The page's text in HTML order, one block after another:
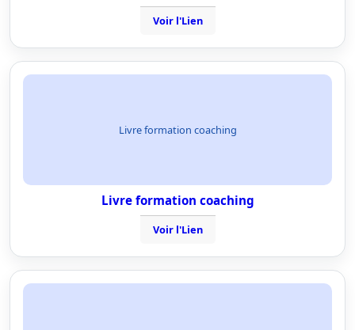
Voir l'Lien
Livre formation coaching
Livre formation coaching
Voir l'Lien